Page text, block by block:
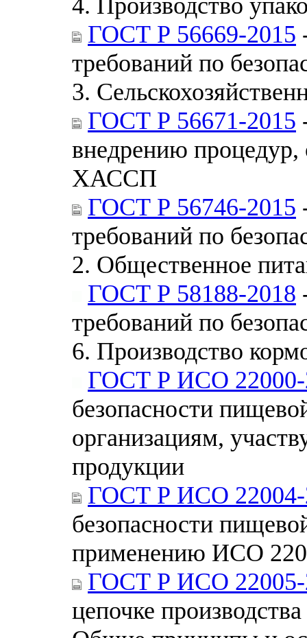
ГОСТ Р 56669-2015
требований по
3.
ГОСТ Р 56671-2015
внедрению
ХАССП
ГОСТ Р 56746-2015
требований по
2. Общественное
ГОСТ Р 58188-2018
требований по
6. Производство
ГОСТ Р ИСО 22000-
безопасности
организациям,
продукции
ГОСТ Р ИСО 22004-
безопасности
применению ИСО
ГОСТ Р ИСО 22005-
цепочке